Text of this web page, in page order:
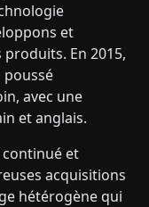
et
En 2015,
avec une
et anglais.
continué et
acquisitions
hétérogène qui